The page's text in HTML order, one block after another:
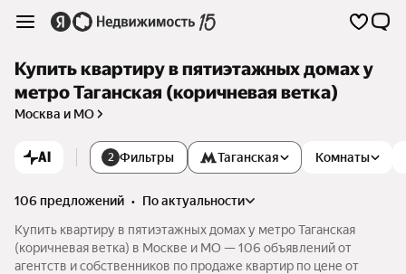
Купить квартиру в пятиэтажных домах у
метро Таганская (коричневая ветка)
Москва и МО
AI 2 Фильтры Комнаты
Таганская
106 предложений •
по актуальности
Купить квартиру в пятиэтажных домах у метро Таганская
(коричневая ветка) в Москве и МО — 106 объявлений от
агентств и собственников по продаже квартир по цене от